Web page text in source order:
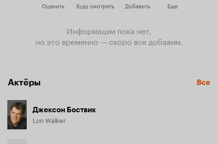
Оценить Буду смотреть Добавить Еще
Информации пока нет,
но это временно — скоро все добавим.
Актёры Все
Джексон Боствик
Lon Walker